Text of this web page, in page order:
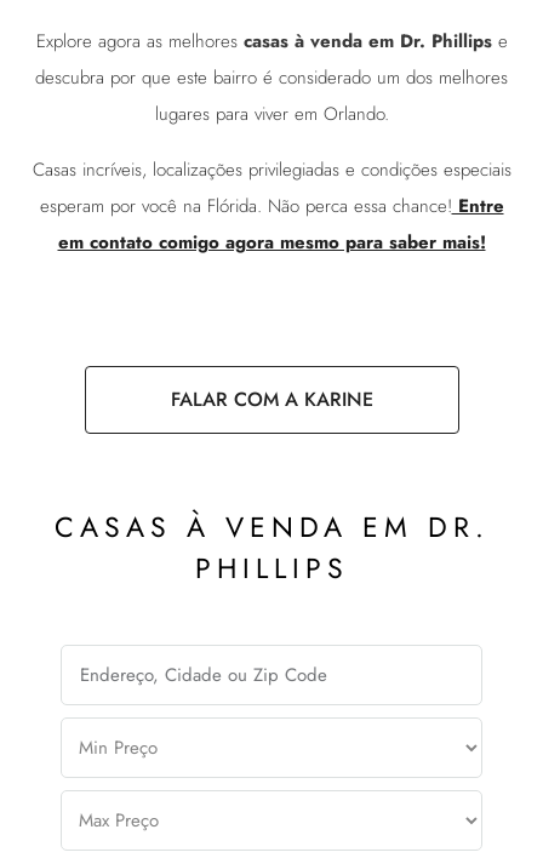
FALAR COM A KARINE
Explore agora as melhores casas à venda em Dr. Phillipse
descubra por que este bairro é considerado um dos melhores
lugares para viver em Orlando.
Casas incríveis, localizações privilegiadas e condições especiais
esperam por você na Flórida. Não perca essa chance! Entre
em contato comigo agora mesmo para saber mais!
CASAS À VENDA EM DR.
PHILLIPS